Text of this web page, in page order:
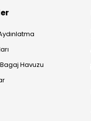
Havuzu